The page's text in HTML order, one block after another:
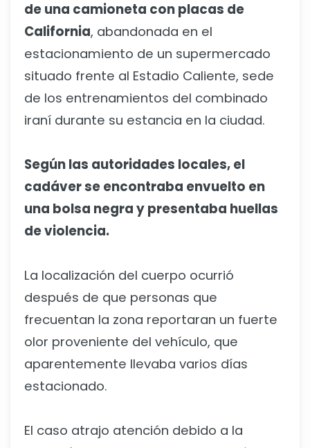
de una camioneta con placas de
California, abandonada en el
estacionamiento de un supermercado
situado frente al Estadio Caliente, sede
de los entrenamientos del combinado
iraní durante su estancia en la ciudad.
Según las autoridades locales, el
cadáver se encontraba envuelto en
una bolsa negra y presentaba huellas
de violencia.
La localización del cuerpo ocurrió
después de que personas que
frecuentan la zona reportaran un fuerte
olor proveniente del vehículo, que
aparentemente llevaba varios días
estacionado.
El caso atrajo atención debido a la